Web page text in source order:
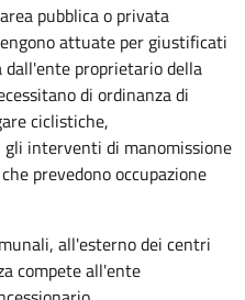
pubblica o privata
attuate per giustificati
dall'ente proprietario della
di ordinanza di
ciclistiche,
interventi di manomissione
prevedono occupazione
all'esterno dei centri
compete all'ente